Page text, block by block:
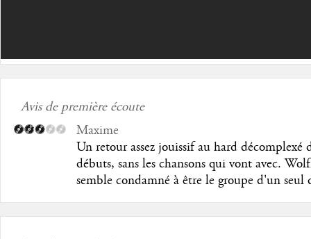
Avis de première écoute
Maxime
Un retour assez jouissif au hard décomplexé
débuts, sans les chansons qui vont avec.
semble condamné à être le groupe d'un seul